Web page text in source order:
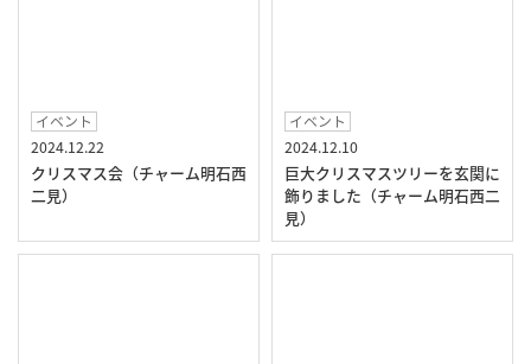
イベント
2024.12.22
クリスマス会（チャーム明石西
二見）
イベント
2024.12.10
巨大クリスマスツリーを玄関に
飾りました（チャーム明石西二
見）